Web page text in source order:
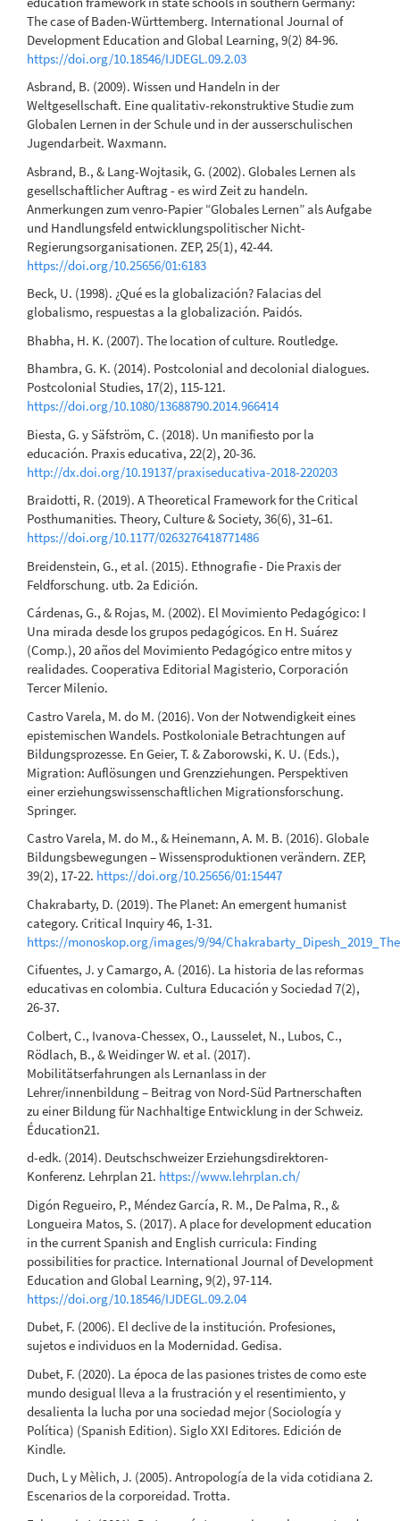
The case of Baden-Württemberg. International Journal of
Development Education and Global Learning, 9(2) 84-96.
https://doi.org/10.18546/IJDEGL.09.2.03
Asbrand, B. (2009). Wissen und Handeln in der
Weltgesellschaft. Eine qualitativ-rekonstruktive Studie zum
Globalen Lernen in der Schule und in der ausserschulischen
Jugendarbeit. Waxmann.
Asbrand, B., & Lang-Wojtasik, G. (2002). Globales Lernen als
gesellschaftlicher Auftrag - es wird Zeit zu handeln.
Anmerkungen zum venro-Papier “Globales Lernen” als Aufgabe
und Handlungsfeld entwicklungspolitischer Nicht-
Regierungsorganisationen. ZEP, 25(1), 42-44.
https://doi.org/10.25656/01:6183
Beck, U. (1998). ¿Qué es la globalización? Falacias del
globalismo, respuestas a la globalización. Paidós.
Bhabha, H. K. (2007). The location of culture. Routledge.
Bhambra, G. K. (2014). Postcolonial and decolonial dialogues.
Postcolonial Studies, 17(2), 115-121.
https://doi.org/10.1080/13688790.2014.966414
Biesta, G. y Säfström, C. (2018). Un manifiesto por la
educación. Praxis educativa, 22(2), 20-36.
http://dx.doi.org/10.19137/praxiseducativa-2018-220203
Braidotti, R. (2019). A Theoretical Framework for the Critical
Posthumanities. Theory, Culture & Society, 36(6), 31–61.
https://doi.org/10.1177/0263276418771486
Breidenstein, G., et al. (2015). Ethnografie - Die Praxis der
Feldforschung. utb. 2a Edición.
Cárdenas, G., & Rojas, M. (2002). El Movimiento Pedagógico: I
Una mirada desde los grupos pedagógicos. En H. Suárez
(Comp.), 20 años del Movimiento Pedagógico entre mitos y
realidades. Cooperativa Editorial Magisterio, Corporación
Tercer Milenio.
Castro Varela, M. do M. (2016). Von der Notwendigkeit eines
epistemischen Wandels. Postkoloniale Betrachtungen auf
Bildungsprozesse. En Geier, T. & Zaborowski, K. U. (Eds.),
Migration: Auflösungen und Grenzziehungen. Perspektiven
einer erziehungswissenschaftlichen Migrationsforschung.
Springer.
Castro Varela, M. do M., & Heinemann, A. M. B. (2016). Globale
Bildungsbewegungen – Wissensproduktionen verändern. ZEP,
39(2), 17-22. https://doi.org/10.25656/01:15447
Chakrabarty, D. (2019). The Planet: An emergent humanist
category. Critical Inquiry 46, 1-31.
https://monoskop.org/images/9/94/
Cifuentes, J. y Camargo, A. (2016). La historia de las reformas
educativas en colombia. Cultura Educación y Sociedad 7(2),
26-37.
Colbert, C., Ivanova-Chessex, O., Lausselet, N., Lubos, C.,
Rödlach, B., & Weidinger W. et al. (2017).
Mobilitätserfahrungen als Lernanlass in der
Lehrer/innenbildung – Beitrag von Nord-Süd Partnerschaften
zu einer Bildung für Nachhaltige Entwicklung in der Schweiz.
Éducation21.
d-edk. (2014). Deutschschweizer Erziehungsdirektoren-
Konferenz. Lehrplan 21. https://www.lehrplan.ch/
Digón Regueiro, P., Méndez García, R. M., De Palma, R., &
Longueira Matos, S. (2017). A place for development education
in the current Spanish and English curricula: Finding
possibilities for practice. International Journal of Development
Education and Global Learning, 9(2), 97-114.
https://doi.org/10.18546/IJDEGL.09.2.04
Dubet, F. (2006). El declive de la institución. Profesiones,
sujetos e individuos en la Modernidad. Gedisa.
Dubet, F. (2020). La época de las pasiones tristes de como este
mundo desigual lleva a la frustración y el resentimiento, y
desalienta la lucha por una sociedad mejor (Sociología y
Política) (Spanish Edition). Siglo XXI Editores. Edición de
Kindle.
Duch, L y Mèlich, J. (2005). Antropología de la vida cotidiana 2.
Escenarios de la corporeidad. Trotta.